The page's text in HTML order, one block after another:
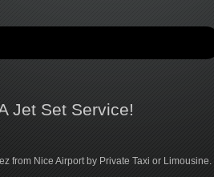
Jet Set Service!
from Nice Airport by Private Taxi or Limousine.